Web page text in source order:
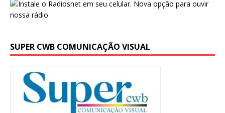
SUPER CWB COMUNICAÇÃO VISUAL